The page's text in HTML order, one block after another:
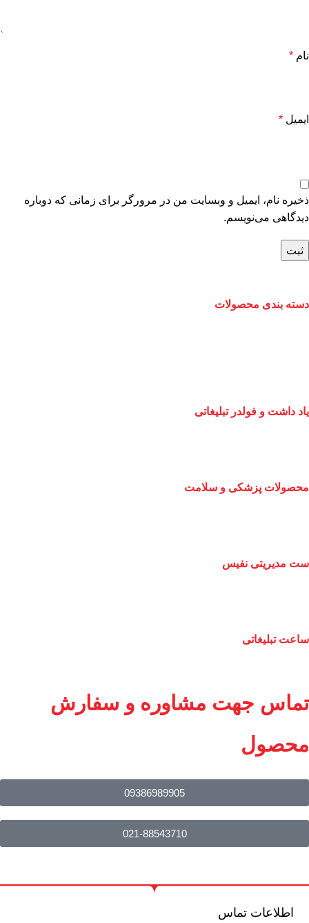
نام *
ایمیل *
ذخیره نام، ایمیل و وبسایت من در مرورگر برای زمانی که دوباره
دیدگاهی می‌نویسم.
دسته بندی محصولات
یاد داشت و فولدر تبلیغاتی
محصولات پزشکی و سلامت
ست مدیریتی نفیس
ساعت تبلیغاتی
تماس جهت مشاوره و سفارش
محصول
09386989905
021-88543710
اطلاعات تماس